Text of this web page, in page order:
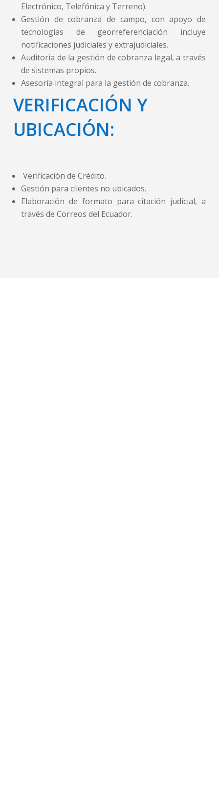
Electrónico, Telefónica y Terreno).
Gestión de cobranza de campo, con apoyo de
tecnologías de georreferenciación incluye
notificaciones judiciales y extrajudiciales.
Auditoria de la gestión de cobranza legal, a través
de sistemas propios.
Asesoría integral para la gestión de cobranza.
VERIFICACIÓN Y
UBICACIÓN:
Verificación de Crédito.
Gestión para clientes no ubicados.
Elaboración de formato para citación judicial, a
través de Correos del Ecuador.